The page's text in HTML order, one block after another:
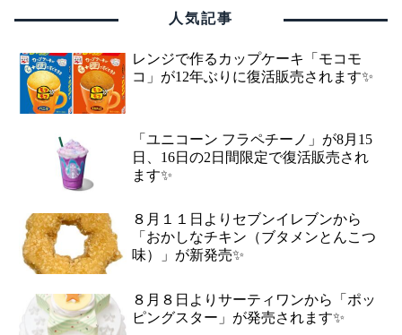
人気記事
レンジで作るカップケーキ「モコモ
コ」が12年ぶりに復活販売されます✨
「ユニコーン フラペチーノ」が8月15
日、16日の2日間限定で復活販売され
ます✨
８月１１日よりセブンイレブンから
「おかしなチキン（ブタメンとんこつ
味）」が新発売✨
８月８日よりサーティワンから「ポッ
ピングスター」が発売されます✨